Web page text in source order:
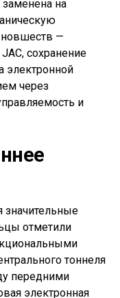
заменена на
новшеств —
сохранение
электронной
через
и
значительные
отметили
тоннеля
передними
электронная